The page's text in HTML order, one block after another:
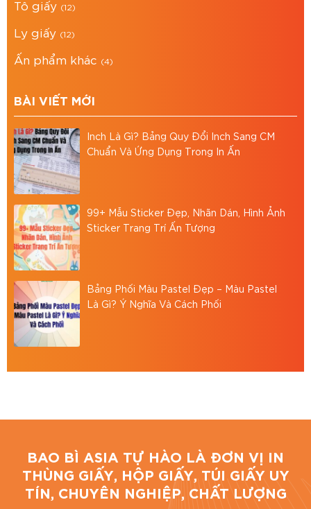
bảo bảo vệ quà tặng trong quá trình vận
chuyển.
Cấu trúc hai tầng, chia ngăn tiện lợi – dễ sắp
xếp các loại quà khác nhau.
Hỗ trợ in logo, tên thương hiệu rõ nét – nâng
tầm giá trị món quà và hình ảnh doanh
nghiệp.
Phù hợp: Hộp quà biếu Tết cao cấp, quà
tặng doanh nghiệp, đối tác, khách hàng.
Mua sản phẩm tại Bao Bì Asia
Sản xuất trực tiếp, không qua trung gian →
Giá cạnh tranh nhất thị trường.
Hỗ trợ in ấn thương hiệu với mọi đơn hàng.
Giao hàng toàn quốc, miễn phí nội thành
HCM với đơn giá trị lớn.
lượng, đúng tiến độ.
liệu, uy tín, chuyên nghiệp, chất lượng tại Thành
phố Hồ Chí Minh. Chúng tôi cung cấp dịch vụ: in
hộp giấy carton, in thùng carton,… theo yêu cầu.
Tô giấy (12)
Ly giấy (12)
Ấn phẩm khác (4)
BÀI VIẾT MỚI
Inch Là Gì? Bảng Quy Đổi Inch Sang CM
Chuẩn Và Ứng Dụng Trong In Ấn
99+ Mẫu Sticker Đẹp, Nhãn Dán, Hình Ảnh
Sticker Trang Trí Ấn Tượng
Bảng Phối Màu Pastel Đẹp – Màu Pastel
Là Gì? Ý Nghĩa Và Cách Phối
BAO BÌ ASIA TỰ HÀO LÀ ĐƠN VỊ IN
THÙNG GIẤY, HỘP GIẤY, TÚI GIẤY UY
TÍN, CHUYÊN NGHIỆP, CHẤT LƯỢNG